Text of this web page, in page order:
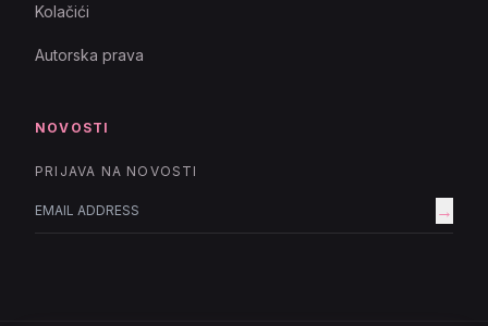
Kolačići
Autorska prava
NOVOSTI
PRIJAVA NA NOVOSTI
→